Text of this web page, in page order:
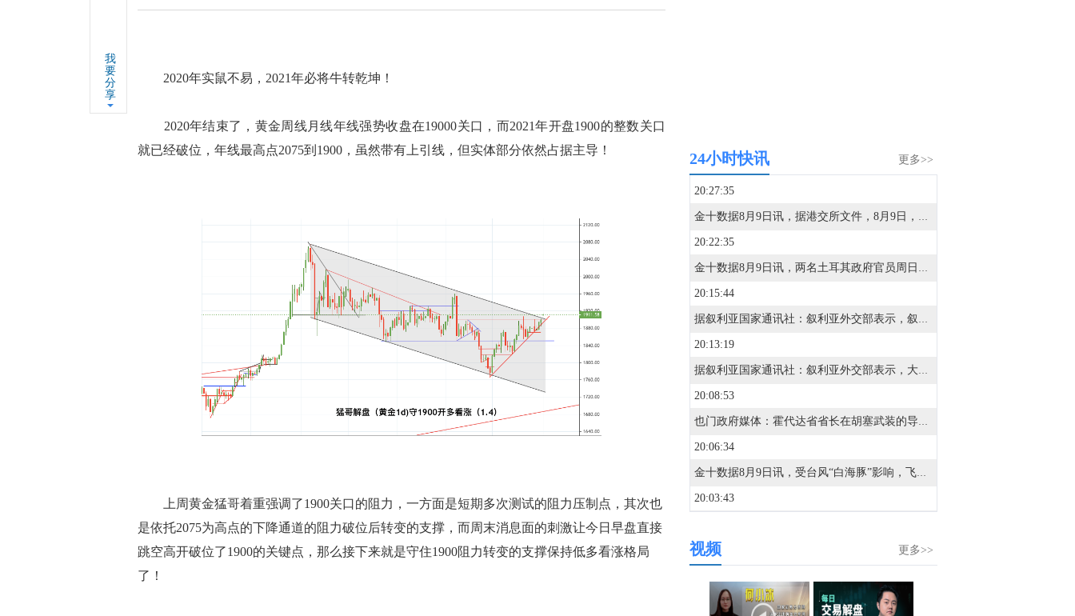
我
要
分
享
2020年实鼠不易，2021年必将牛转乾坤！
2020年结束了，黄金周线月线年线强势收盘在19000关口，而2021年开盘1900的整数关口
就已经破位，年线最高点2075到1900，虽然带有上引线，但实体部分依然占据主导！
上周黄金猛哥着重强调了1900关口的阻力，一方面是短期多次测试的阻力压制点，其次也
是依托2075为高点的下降通道的阻力破位后转变的支撑，而周末消息面的刺激让今日早盘直接
跳空高开破位了1900的关键点，那么接下来就是守住1900阻力转变的支撑保持低多看涨格局
了！
更多>>
24小时快讯
20:27:35
金十数据8月9日讯，据港交所文件，8月9日，北京君正集成电路股份有限公司更新聆讯后资料集，意味着该公司港交所IPO通过聆讯。
20:22:35
金十数据8月9日讯，两名土耳其政府官员周日表示，尽管安全担忧加剧，但船只目前仍顺利通过土耳其海峡前往黑海。此前，在黑海船只（包括土耳其籍船只）遭到袭击后，土耳其当局已限制进入黑海的商用船舶交通。土耳其已就黑海袭击事件向乌克兰和俄罗斯多次发出警告，敦促交战双方采取措施确保该地区的航行安全。周六，土耳其外交部长哈坎·菲丹表示，安卡拉已向莫斯科和基辅传达，他们应宣布暂停在黑海的袭击活动。上述要求匿名的官员表示，土耳其因对安全状况感到严重不安已有一段时间，因此实施了一些临时措施，但在《蒙特勒公约》规定的条件下，通行是畅通的。
20:15:44
据叙利亚国家通讯社：叙利亚外交部表示，叙利亚与俄罗斯将在备忘录框架下开始重组俄罗斯在叙利亚沿海的存在。
20:13:19
据叙利亚国家通讯社：叙利亚外交部表示，大马士革与莫斯科已达成谅解备忘录，解决塔尔图斯和赫梅米姆的俄罗斯基地未来问题。关于俄罗斯基地的协议经过18个月的密集谈判达成。
20:08:53
也门政府媒体：霍代达省省长在胡塞武装的导弹袭击中幸存，导弹瞄准了他在阿尔霍赫的住所。
20:06:34
金十数据8月9日讯，受台风“白海豚”影响，飞猪8月9日宣布，已启动应急响应机制，针对8月9日0时前预订的入住日期为8月9日至8月10日的浙江省内酒店订单、入住日期为8月9日至8月11日的安徽黄山酒店订单、入住日期为8月9日的福建连江酒店订单，消费者如受台风影响被迫取消或改变行程，可向飞猪申请无损退改，飞猪将为消费者兜底退改损失。
20:03:43
20:01:43
19:59:49
更多>>
视频